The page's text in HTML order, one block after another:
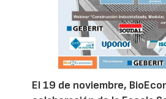
El 19 de noviembre,